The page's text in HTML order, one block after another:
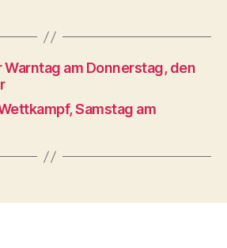
am Donnerstag, den
Samstag am